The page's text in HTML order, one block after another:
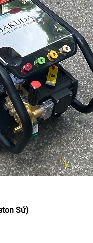
Sứ)